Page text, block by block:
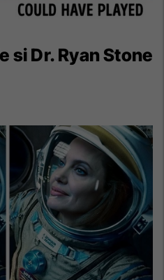
si Dr. Ryan Stone